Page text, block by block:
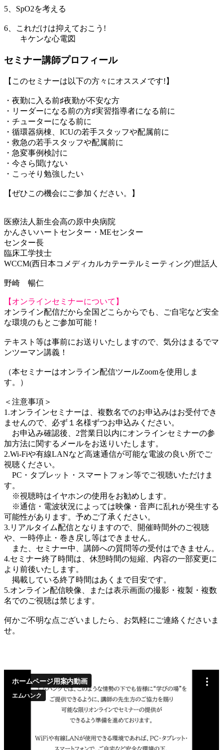
5、SpO2を考える
6、これだけは抑えておこう!
キケンな心電図
セミナー講師プロフィール
【このセミナーは以下の方々にオススメです!】
・夜勤に入る前♯夜勤が不安な方
・リーダーになる前の方♯実習指導者になる前に
・チューターになる前に
・循環器病棟、ICUの若手スタッフや配属前に
・救急の若手スタッフや配属前に
・急変事例検討に
・今さら聞けない
・こっそり勉強したい
【ぜひこの機会にご参加ください。】
医療法人新生会高の原中央病院
かんさいハートセンター・MEセンター
センター長
臨床工学技士
WCCM(西日本コメディカルカテーテルミーティング)世話人
野崎 暢仁
【オンラインセミナーについて】
オンライン配信だから全国どこらからでも、ご自宅など安全
な環境のもとご参加可能！
テキスト等は事前にお送りいたしますので、気分はまるでマ
ンツーマン講義！
（本セミナーはオンライン配信ツールZoomを使用しま
す。）
＜注意事項＞
1.オンラインセミナーは、複数名でのお申込みはお受付でき
ませんので、必ず１名様ずつお申込みください。
お申込み確認後、2営業日以内にオンラインセミナーの参
加方法に関するメールをお送りいたします。
2.Wi-Fiや有線LANなど高速通信が可能な電波の良い所でご
視聴ください。
PC・タブレット・スマートフォン等でご視聴いただけま
す。
※視聴時はイヤホンの使用をお勧めします。
※通信・電波状況によっては映像・音声に乱れが発生する
可能性があります。予めご了承ください。
3.リアルタイム配信となりますので、開催時間外のご視聴
や、一時停止・巻き戻し等はできません。
また、セミナー中、講師への質問等の受付はできません。
4.セミナー終了時間は、休憩時間の短縮、内容の一部変更に
より前後いたします。
掲載している終了時間はあくまで目安です。
5.オンライン配信映像、または表示画面の撮影・複製・複数
名でのご視聴は禁じます。
何かご不明な点ございましたら、お気軽にご連絡くださいま
せ。